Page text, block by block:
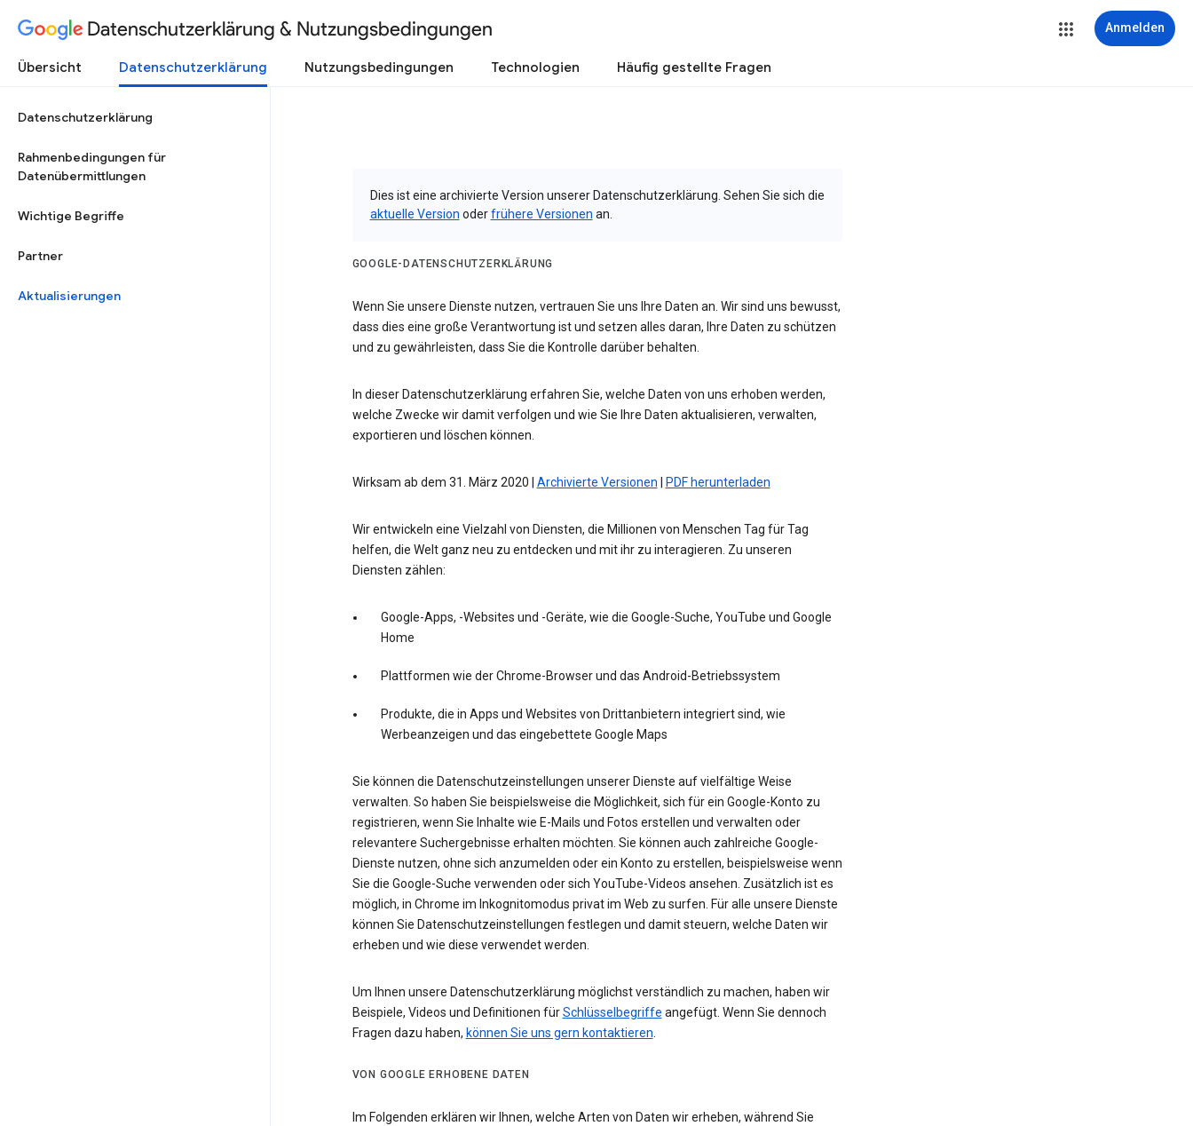
Datenschutzerklärung & Nutzungsbedingungen Anmelden
Übersicht Datenschutzerklärung Nutzungsbedingungen Technologien Häufig gestellte Fragen
Datenschutzerklärung
Rahmenbedingungen für
Datenübermittlungen
Wichtige Begriffe
Partner
Aktualisierungen
Dies ist eine archivierte Version unserer Datenschutzerklärung. Sehen Sie sich die
aktuelle Version oderfrühere Versionen an.
GOOGLE-DATENSCHUTZERKLÄRUNG
Wenn Sie unsere Dienste nutzen, vertrauen Sie uns Ihre Daten an. Wir sind uns bewusst,
dass dies eine große Verantwortung ist und setzen alles daran, Ihre Daten zu schützen
und zu gewährleisten, dass Sie die Kontrolle darüber behalten.
In dieser Datenschutzerklärung erfahren Sie, welche Daten von uns erhoben werden,
welche Zwecke wir damit verfolgen und wie Sie Ihre Daten aktualisieren, verwalten,
exportieren und löschen können.
Wirksam ab dem 31. März 2020 | Archivierte Versionen PDF herunterladen
Wir entwickeln eine Vielzahl von Diensten, die Millionen von Menschen Tag für Tag
helfen, die Welt ganz neu zu entdecken und mit ihr zu interagieren. Zu unseren
Diensten zählen:
Google-Apps, -Websites und -Geräte, wie die Google-Suche, YouTube und Google
Home
Plattformen wie der Chrome-Browser und das Android-Betriebssystem
Produkte, die in Apps und Websites von Drittanbietern integriert sind, wie
Werbeanzeigen und das eingebettete Google Maps
Sie können die Datenschutzeinstellungen unserer Dienste auf vielfältige Weise
verwalten. So haben Sie beispielsweise die Möglichkeit, sich für ein Google-Konto zu
registrieren, wenn Sie Inhalte wie E-Mails und Fotos erstellen und verwalten oder
relevantere Suchergebnisse erhalten möchten. Sie können auch zahlreiche Google-
Dienste nutzen, ohne sich anzumelden oder ein Konto zu erstellen, beispielsweise wenn
Sie die Google-Suche verwenden oder sich YouTube-Videos ansehen. Zusätzlich ist es
möglich, in Chrome im Inkognitomodus privat im Web zu surfen. Für alle unsere Dienste
können Sie Datenschutzeinstellungen festlegen und damit steuern, welche Daten wir
erheben und wie diese verwendet werden.
Um Ihnen unsere Datenschutzerklärung möglichst verständlich zu machen, haben wir
Beispiele, Videos und Definitionen fürSchlüsselbegriffe angefügt. Wenn Sie dennoch
Fragen dazu haben, können Sie uns gern kontaktieren.
VON GOOGLE ERHOBENE DATEN
Im Folgenden erklären wir Ihnen, welche Arten von Daten wir erheben, während Sie